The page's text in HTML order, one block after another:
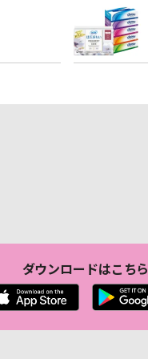
ダウンロードはこちら